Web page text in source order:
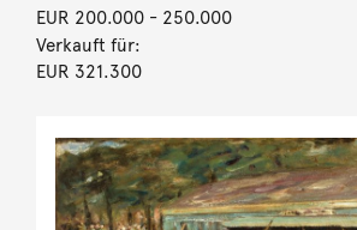
EUR 200.000- 250.000
Verkauft für:
EUR 321.300